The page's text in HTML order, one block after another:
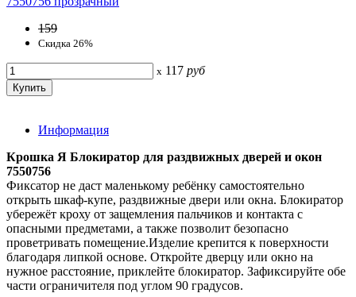
159
Скидка 26%
x 117 руб
Информация
Крошка Я Блокиратор для раздвижных дверей и окон
7550756
Фиксатор не даст маленькому ребёнку самостоятельно
открыть шкаф-купе, раздвижные двери или окна. Блокиратор
убережёт кроху от защемления пальчиков и контакта с
опасными предметами, а также позволит безопасно
проветривать помещение.Изделие крепится к поверхности
благодаря липкой основе. Откройте дверцу или окно на
нужное расстояние, приклейте блокиратор. Зафиксируйте обе
части ограничителя под углом 90 градусов.